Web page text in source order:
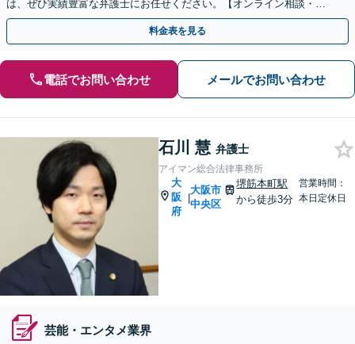
は、ぜひ実績豊富な弁護士にお任せください。【オンライン相談・電
子契約に対応】
料金表を見る
電話でお問い合わせ メールでお問い合わせ
石川 慧 弁護士
アイマン総合法律事務所
大
阪
府
|
大阪市
中央区
堺筋本町駅
から徒歩3分
営業時間：
本日定休日
芸能・エンタメ業界